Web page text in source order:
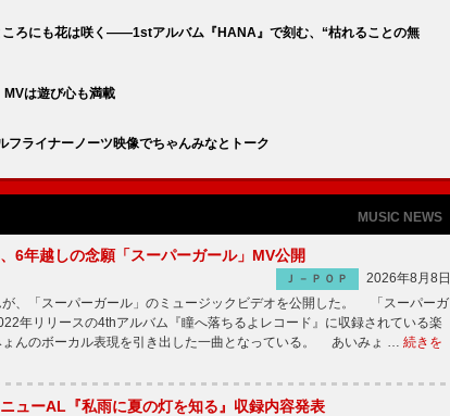
ろにも花は咲く――1stアルバム『HANA』で刻む、“枯れることの無
は遊び心も満載
ライナーノーツ映像でちゃんみなとトーク
MUSIC NEWS
6年越しの念願「スーパーガール」MV公開
Ｊ－ＰＯＰ
2026年8月8日
、「スーパーガール」のミュージックビデオを公開した。 「スーパーガ
年リリースの4thアルバム『瞳へ落ちるよレコード』に収録されている楽
ょんのボーカル表現を引き出した一曲となっている。 あいみょ … 続きを
ューAL『私雨に夏の灯を知る』収録内容発表